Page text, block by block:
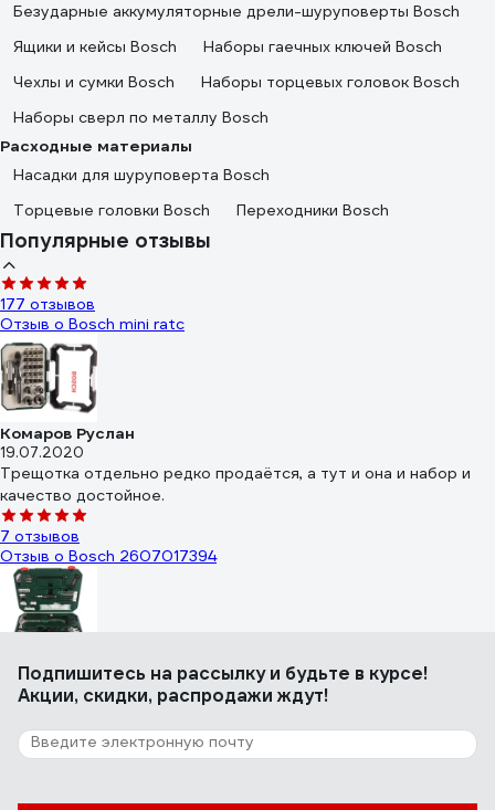
Безударные аккумуляторные дрели-шуруповерты Bosch
Ящики и кейсы Bosch
Наборы гаечных ключей Bosch
Чехлы и сумки Bosch
Наборы торцевых головок Bosch
Наборы сверл по металлу Bosch
Расходные материалы
Насадки для шуруповерта Bosch
Торцевые головки Bosch
Переходники Bosch
Популярные отзывы
177 отзывов
Отзыв о Bosch mini ratc
Комаров Руслан
19.07.2020
Трещотка отдельно редко продаётся, а тут и она и набор и
качество достойное.
7 отзывов
Отзыв о Bosch 2607017394
Иван
09.01.2024
Хороший наборчик
Подпишитесь на рассылкуи будьте в курсе!
Акции, скидки, распродажи ждут!